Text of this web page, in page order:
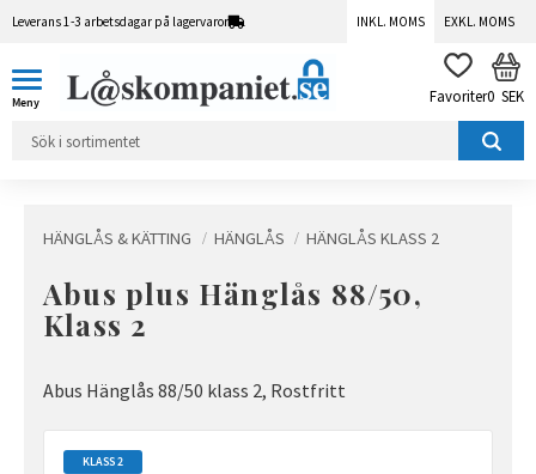
Leverans 1-3 arbetsdagar på lagervaror INKL. MOMS EXKL. MOMS
FAVORITER
0 SEK
HÄNGLÅS & KÄTTING HÄNGLÅS HÄNGLÅS KLASS 2
Abus plus Hänglås 88/50,
Klass 2
Abus Hänglås 88/50 klass 2, Rostfritt
KLASS 2